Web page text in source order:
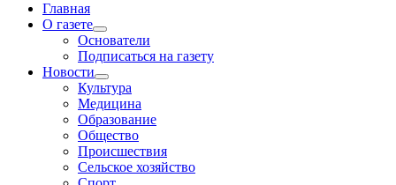
Главная
О газете
Основатели
Подписаться на газету
Новости
Культура
Медицина
Образование
Общество
Происшествия
Сельское хозяйство